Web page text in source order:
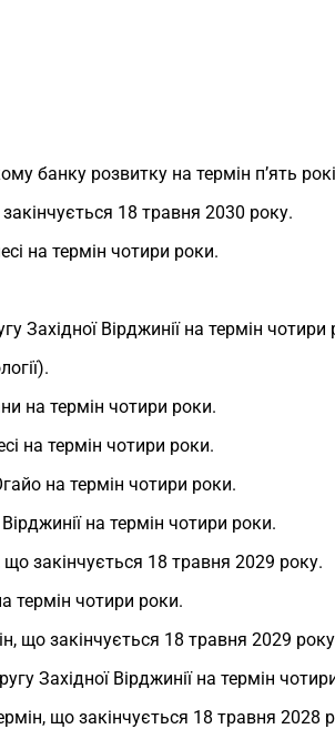
банку розвитку на термін п’ять
18 травня 2030 року.
на термін чотири роки.
Західної Вірджинії на термін чотири
на термін чотири роки.
на термін чотири роки.
на термін чотири роки.
на термін чотири роки.
закінчується 18 травня 2029 року.
термін чотири роки.
що закінчується 18 травня 2029
Західної Вірджинії на термін
що закінчується 18 травня 2028